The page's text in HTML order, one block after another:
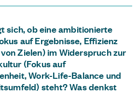
sich, ob eine ambitionierte
auf Ergebnisse, Effizienz
Zielen) im Widerspruch zur
(Fokus auf
Work-Life-Balance und
steht? Was denkst